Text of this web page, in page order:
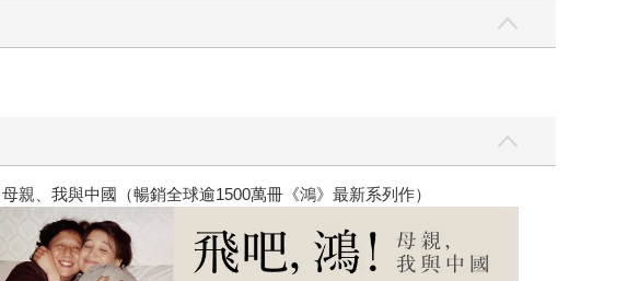
。如今，全球有數十億茶飲愛好者每天都得來上一杯，顯見茶已植
啡等主流飲料，為何會走向如此截然不同的命運。茶雖然也有提神
酒，需要占用到可貴的糧食資源（更不用說，依靠酒支撐工作能量
親、我與中國（暢銷全球逾1500萬冊《鴻》最新系列作）